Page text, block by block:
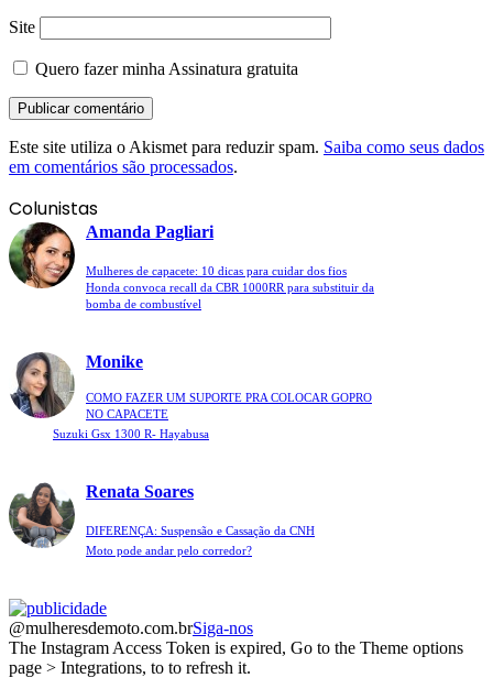
Site
Quero fazer minha Assinatura gratuita
Este site utiliza o Akismet para reduzir spam. Saiba como seus dados
em comentários são processados.
Colunistas
Amanda Pagliari
Mulheres de capacete: 10 dicas para cuidar dos fios
Honda convoca recall da CBR 1000RR para substituir da
bomba de combustível
Monike
COMO FAZER UM SUPORTE PRA COLOCAR GOPRO
NO CAPACETE
Suzuki Gsx 1300 R- Hayabusa
Renata Soares
DIFERENÇA: Suspensão e Cassação da CNH
Moto pode andar pelo corredor?
@mulheresdemoto.com.brSiga-nos
The Instagram Access Token is expired, Go to the Theme options
page > Integrations, to to refresh it.